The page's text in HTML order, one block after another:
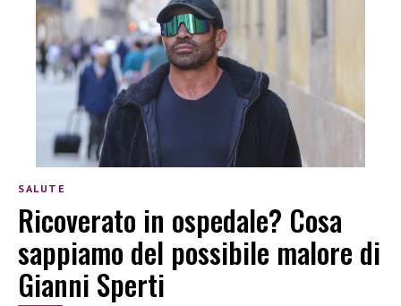
SALUTE
Ricoverato in ospedale? Cosa
sappiamo del possibile malore di
Gianni Sperti